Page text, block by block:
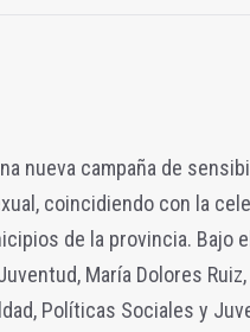
nueva campaña de
coincidiendo con la
de la provincia. Bajo el
María Dolores
Políticas Sociales y